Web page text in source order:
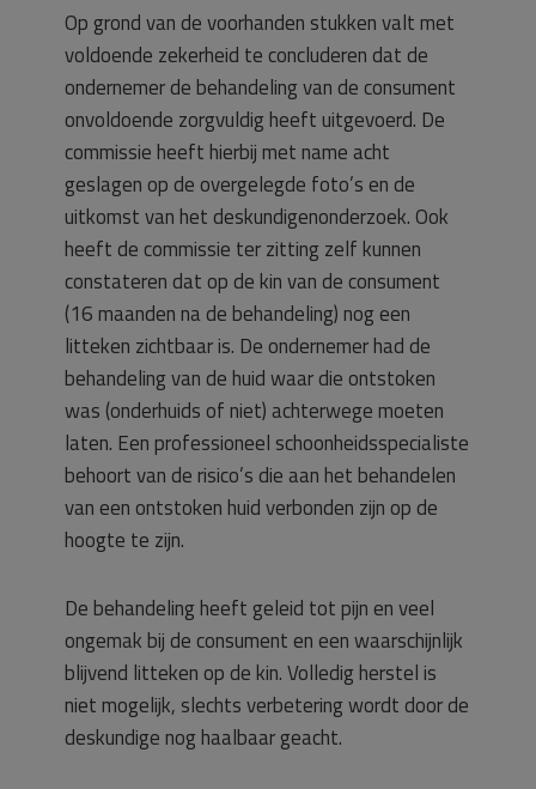
Op grond van de voorhanden stukken valt met
voldoende zekerheid te concluderen dat de
ondernemer de behandeling van de consument
onvoldoende zorgvuldig heeft uitgevoerd. De
commissie heeft hierbij met name acht
geslagen op de overgelegde foto’s en de
uitkomst van het deskundigenonderzoek. Ook
heeft de commissie ter zitting zelf kunnen
constateren dat op de kin van de consument
(16 maanden na de behandeling) nog een
litteken zichtbaar is. De ondernemer had de
behandeling van de huid waar die ontstoken
was (onderhuids of niet) achterwege moeten
laten. Een professioneel schoonheidsspecialiste
behoort van de risico’s die aan het behandelen
van een ontstoken huid verbonden zijn op de
hoogte te zijn.
De behandeling heeft geleid tot pijn en veel
ongemak bij de consument en een waarschijnlijk
blijvend litteken op de kin. Volledig herstel is
niet mogelijk, slechts verbetering wordt door de
deskundige nog haalbaar geacht.